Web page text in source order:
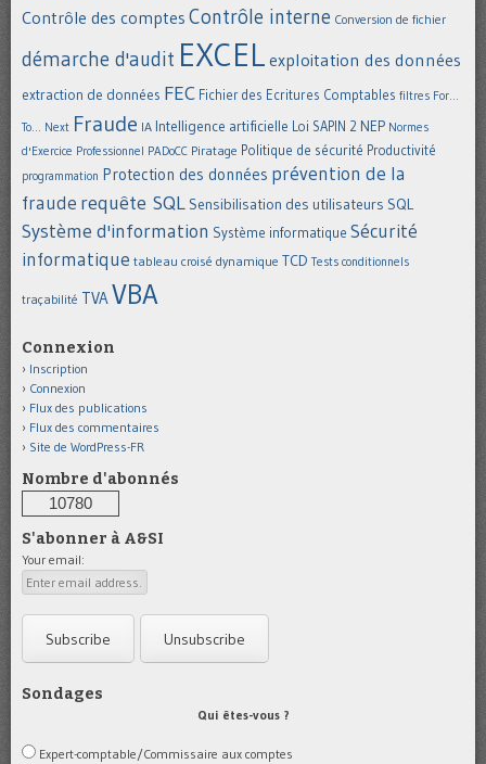
Contrôle des comptes Contrôle interne Conversion de fichier
démarche d'audit EXCEL exploitation des données
extraction de données FEC Fichier des Ecritures Comptables filtres For...
To... Next Fraude IA Intelligence artificielle Loi SAPIN 2 NEP Normes
d'Exercice Professionnel PADoCC Piratage Politique de sécurité Productivité
programmation Protection des données prévention de la
fraude requête SQL Sensibilisation des utilisateurs SQL
Système d'information Système informatique Sécurité
informatique tableau croisé dynamique TCD Tests conditionnels
traçabilité TVA VBA
Connexion
Inscription
Connexion
Flux des publications
Flux des commentaires
Site de WordPress-FR
Nombre d'abonnés
10780
S'abonner à A&SI
Your email:
Sondages
Qui êtes-vous ?
Expert-comptable/Commissaire aux comptes